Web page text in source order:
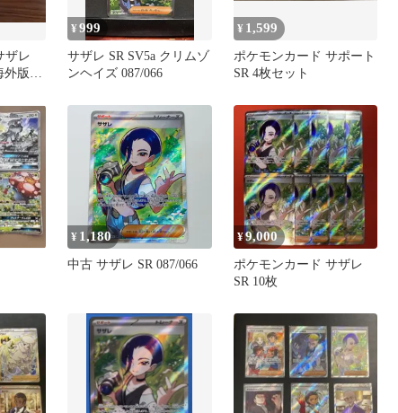
ザレ
外版な
¥999
サザレ SR SV5a クリムゾ
ンヘイズ 087/066
¥ 1,599
ポケモンカード サポート
SR 4枚セット
¥ 1,180
中古 サザレ SR 087/066
¥9,000
ポケモンカード サザレ
SR 10枚